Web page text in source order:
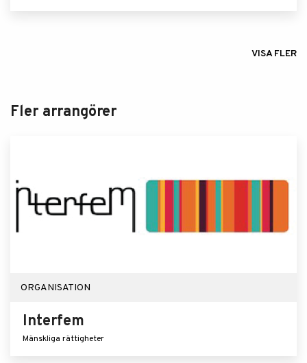
VISA FLER
Fler arrangörer
ORGANISATION
Interfem
Mänskliga rättigheter